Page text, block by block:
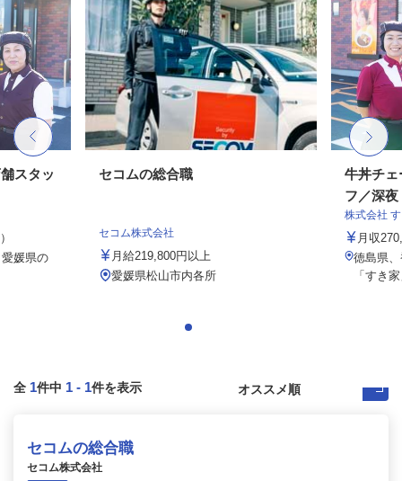
スタッ
媛県の
セコムの総合職
セコム株式会社
月給219,800円以上
愛媛県松山市内各所
牛丼チェ
フ／深夜
株式会社
月収
徳島県
「すき
全 1件中 1 - 1件を表示
セコムの総合職
セコム株式会社